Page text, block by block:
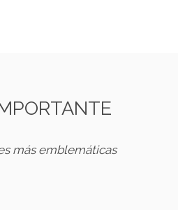
más emblemáticas